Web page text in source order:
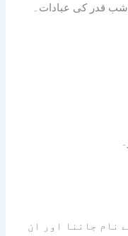
شب قدر کی عبادات۔
نام جاننا اور ان